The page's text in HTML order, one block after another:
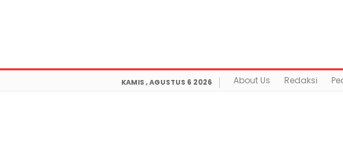
KAMIS , AGUSTUS 6 2026 About Us Redaksi